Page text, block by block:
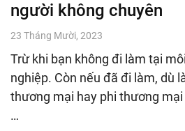
người không chuyên
23 Tháng Mười, 2023
Trừ khi bạn không đi làm tại
nghiệp. Còn nếu đã đi làm, dù
thương mại hay phi thương
…